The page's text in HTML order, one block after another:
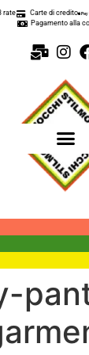
rate Carte di credito
Pagamento alla